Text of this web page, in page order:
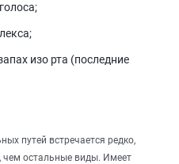
изо рта (последние
путей встречается редко,
чем остальные виды. Имеет